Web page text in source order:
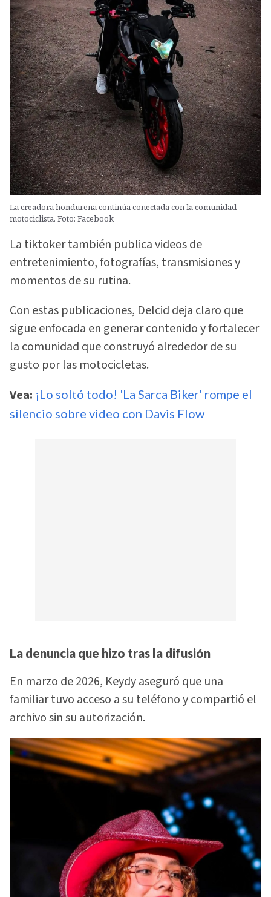
La creadora hondureña continúa conectada con la comunidad
motociclista. Foto: Facebook
La tiktoker también publica videos de
entretenimiento, fotografías, transmisiones y
momentos de su rutina.
Con estas publicaciones, Delcid deja claro que
sigue enfocada en generar contenido y fortalecer
la comunidad que construyó alrededor de su
gusto por las motocicletas.
Vea: ¡Lo soltó todo! 'La Sarca Biker' rompe el
silencio sobre video con Davis Flow
La denuncia que hizo tras la difusión
En marzo de 2026, Keydy aseguró que una
familiar tuvo acceso a su teléfono y compartió el
archivo sin su autorización.